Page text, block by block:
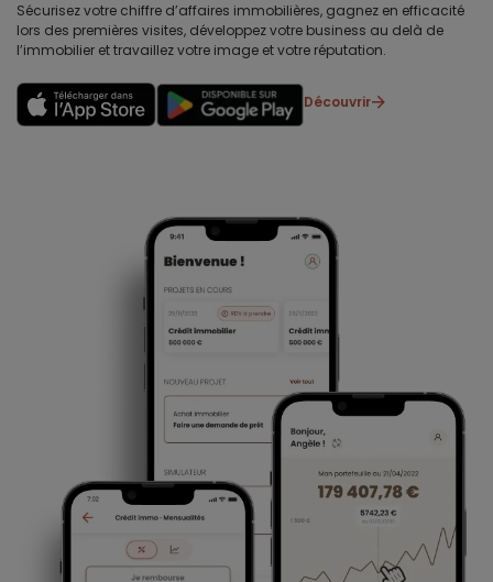
Sécurisez votre chiffre d’affaires immobilières, gagnez en efficacité
lors des premières visites, développez votre business au delà de
l’immobilier et travaillez votre image et votre réputation.
Découvrir